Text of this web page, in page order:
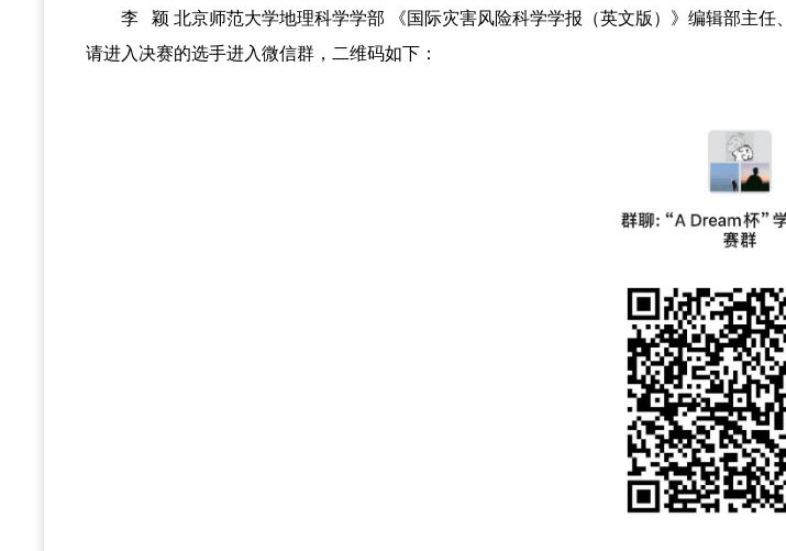
李
颖 北京师范大学地理科学学部 《国际灾害风险科学学报（英文版）》编辑部主任、
请进入决赛的选手进入微信群， 二维码如下：